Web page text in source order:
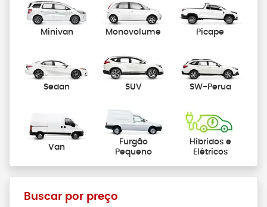
Minivan Monovolume Picape
Sedan SUV SW-Perua
Van
Furgão
Pequeno
Híbridos e
Elétricos
Buscar por preço